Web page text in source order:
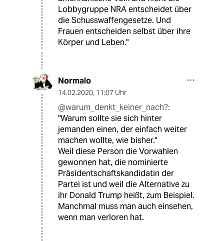
Lobbygruppe NRA entscheidet über
die Schusswaffengesetze. Und
Frauen entscheiden selbst über ihre
Körper und Leben."
Normalo
14.02.2020, 11:07 Uhr
@warum_denkt_keiner_nach?:
"Warum sollte sie sich hinter
jemanden einen, der einfach weiter
machen wollte, wie bisher."
Weil diese Person die Vorwahlen
gewonnen hat, die nominierte
Präsidentschaftskandidatin der
Partei ist und weil die Alternative zu
ihr Donald Trump heißt, zum Beispiel.
Manchmal muss man auch einsehen,
wenn man verloren hat.